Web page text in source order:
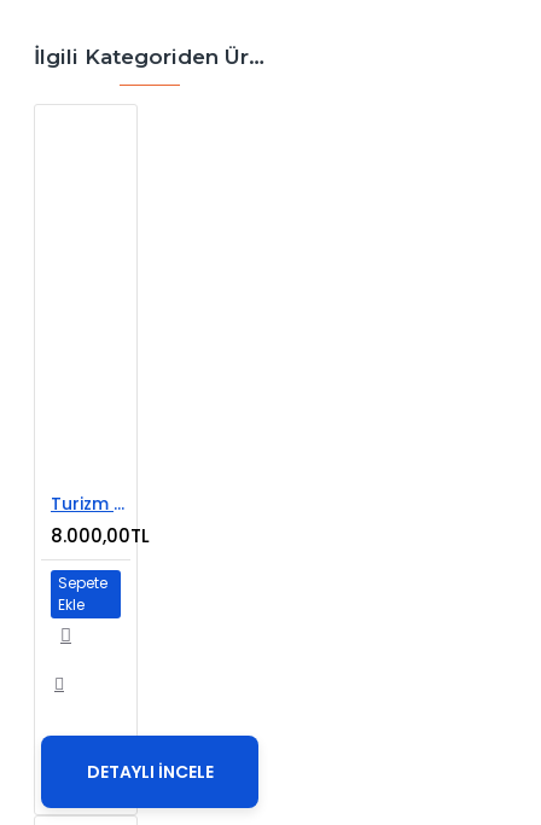
İlgili Kategoriden Ürünler
Turizm Acente E-Ticaret Web Sitesi
8.000,00TL
Sepete
Ekle
DETAYLI İNCELE